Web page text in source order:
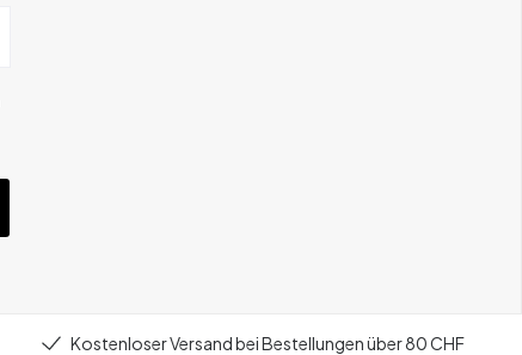
Kostenloser Versand bei Bestellungen über 80 CHF